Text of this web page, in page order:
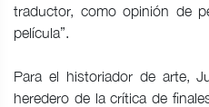
traductor, como opinión de
película”.
Para el historiador de arte,
heredero de la crítica de